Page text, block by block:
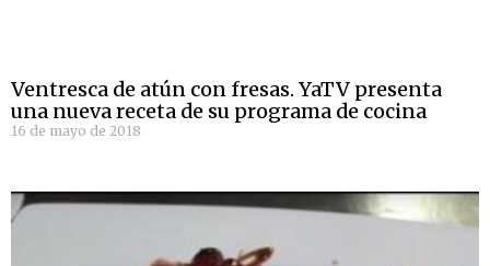
Ventresca de atún con fresas. YaTV presenta
una nueva receta de su programa de cocina
16 de mayo de 2018